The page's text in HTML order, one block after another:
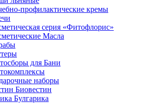
профилактические кремы
серия «Фитофлорис»
Масла
для Бани
наборы
Биовестин
Булгарика